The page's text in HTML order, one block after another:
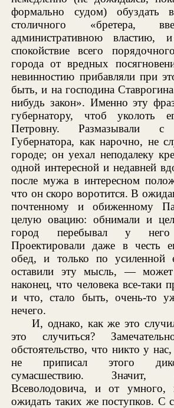
формально судом) обуздать
столичного «бретера,
административною властию,
спокойствие всего
города от вредных
невинностию прибавляли при
быть, и на господина
нибудь закон». Именно эту
губернатору, чтоб уколоть
Петровну. Размазывали с
Губернатора, как нарочно, не
городе; он уехал неподалеку
одной интересной и недавней
после мужа в интересном
что он скоро воротится. В
почтенному и обиженному
целую овацию: обнимали и
город перебывал у
Проектировали даже в честь
обед, и только по усиленной
оставили эту мысль, —
наконец, что человека все-таки
и что, стало быть, очень-то
нечего.
И, однако, как же это
это случиться?
обстоятельство, что никто у
не приписал этого
сумасшествию.
Всеволодовича, и от умного,
ожидать таких же поступков. С